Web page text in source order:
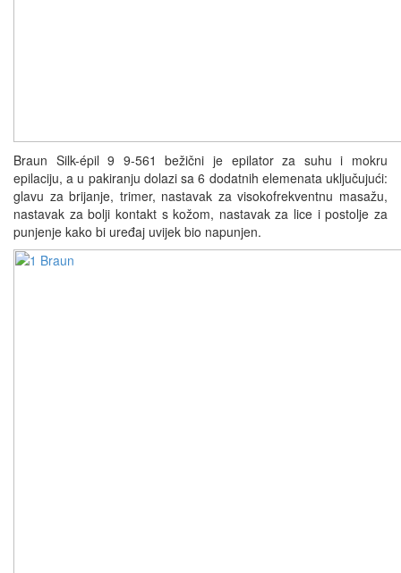
Braun Silk-épil 9 9-561 bežični je epilator za suhu i mokru
epilaciju, a u pakiranju dolazi sa 6 dodatnih elemenata uključujući:
glavu za brijanje, trimer, nastavak za visokofrekventnu masažu,
nastavak za bolji kontakt s kožom, nastavak za lice i postolje za
punjenje kako bi uređaj uvijek bio napunjen.